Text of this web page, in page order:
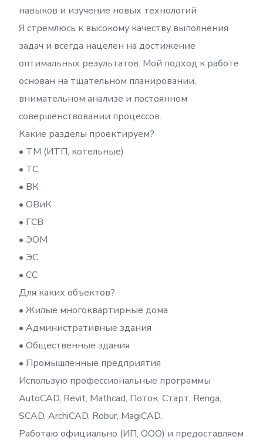
навыков и изучение новых технологий
Я стремлюсь к высокому качеству выполнения
задач и всегда нацелен на достижение
оптимальных результатов. Мой подход к работе
основан на тщательном планировании,
внимательном анализе и постоянном
совершенствовании процессов.
Какие разделы проектируем?
• ТМ (ИТП, котельные)
• ТС
• ВК
• ОВиК
• ГСВ
• ЭОМ
• ЭС
• СС
Для каких объектов?
• Жилые многоквартирные дома
• Административные здания
• Общественные здания
• Промышленные предприятия
Использую профессиональные программы
AutoCAD, Revit, Mathcad, Поток, Старт, Renga,
SCAD, ArchiCAD, Robur, MagiCAD.
Работаю официально (ИП, ООО) и предоставляем